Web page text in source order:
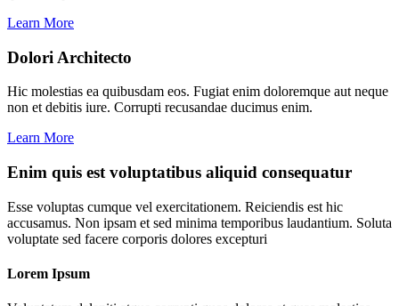
Learn More
Dolori Architecto
Hic molestias ea quibusdam eos. Fugiat enim doloremque aut neque
non et debitis iure. Corrupti recusandae ducimus enim.
Learn More
Enim quis est voluptatibus aliquid consequatur
Esse voluptas cumque vel exercitationem. Reiciendis est hic
accusamus. Non ipsam et sed minima temporibus laudantium. Soluta
voluptate sed facere corporis dolores excepturi
Lorem Ipsum